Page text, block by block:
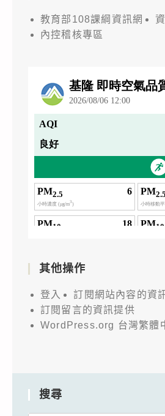
教育部108課綱資訊網
內控稽核專區
其他操作
登入
訂閱網站內容的資
訂閱留言的資訊提供
WordPress.org 台灣繁體
搜尋